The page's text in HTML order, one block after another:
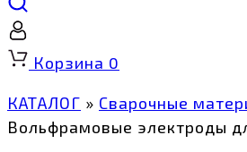
Корзина 0
КАТАЛОГ » Сварочные
Вольфрамовые электроды